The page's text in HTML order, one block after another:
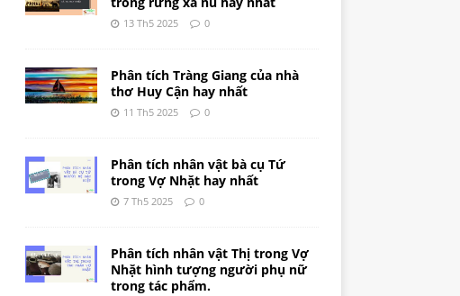
13 Th5 2025 0
Phân tích Tràng Giang của nhà
thơ Huy Cận hay nhất
11 Th5 2025 0
Phân tích nhân vật bà cụ Tứ
trong Vợ Nhặt hay nhất
7 Th5 2025 0
Phân tích nhân vật Thị trong Vợ
Nhặt hình tượng người phụ nữ
trong tác phẩm.